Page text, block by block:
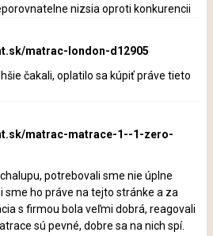
nizsia oproti konkurencii
matrac-london-d12905
čakali, oplatilo sa kúpiť práve tieto
matrac-matrace-1--1-zero-
potrebovali sme nie úplne
ho práve na tejto stránke a za
s firmou bola veľmi dobrá, reagovali
sú pevné, dobre sa na nich spí.